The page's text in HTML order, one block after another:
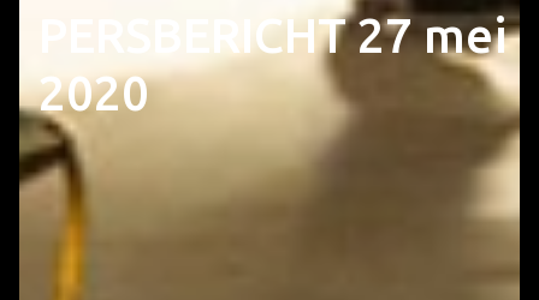
PERSBERICHT 27 mei
2020